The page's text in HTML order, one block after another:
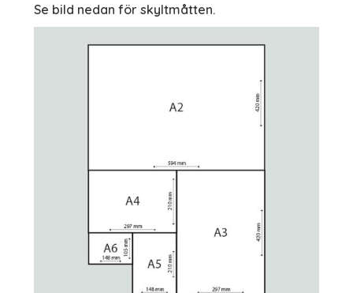
Se bild nedan för skyltmåtten.